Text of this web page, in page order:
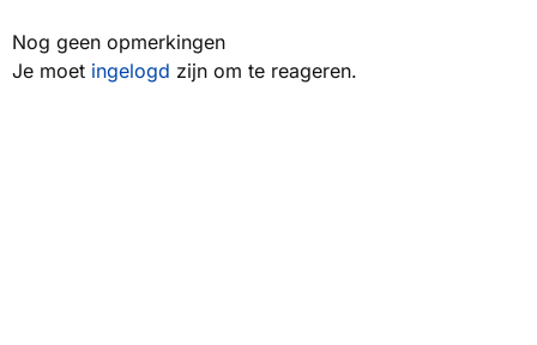
Nog geen opmerkingen
Je moet ingelogd zijn om te reageren.